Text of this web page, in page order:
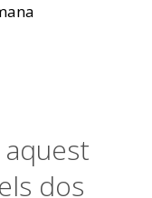
aquest
dos